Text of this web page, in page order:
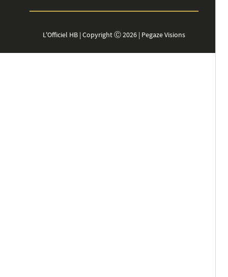
L'Officiel HB | Copyright Ⓒ 2026 | Pegaze Visions